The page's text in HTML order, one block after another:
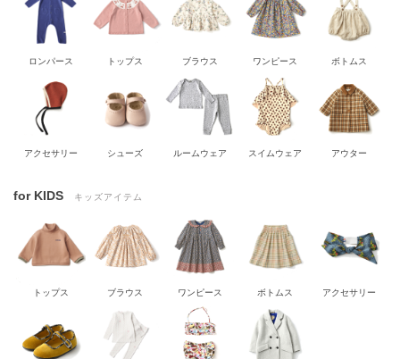
ロンパース トップス ブラウス ワンピース ボトムス
アクセサリー シューズ ルームウェア スイムウェア アウター
for KIDS キッズアイテム
トップス ブラウス ワンピース ボトムス アクセサリー